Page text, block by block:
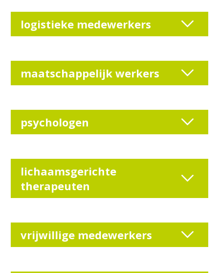
logistieke medewerkers
maatschappelijk werkers
psychologen
lichaamsgerichte
therapeuten
vrijwillige medewerkers